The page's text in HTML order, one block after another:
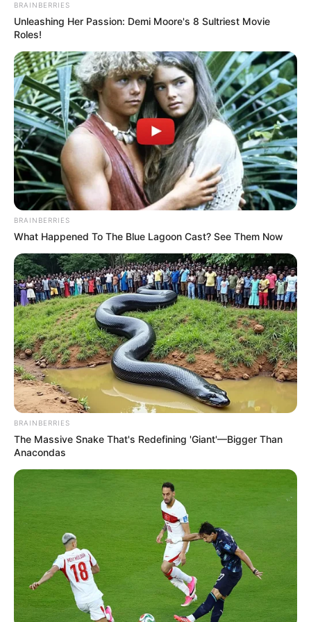
BRAINBERRIES
Unleashing Her Passion: Demi Moore's 8 Sultriest Movie
Roles!
BRAINBERRIES
What Happened To The Blue Lagoon Cast? See Them Now
BRAINBERRIES
The Massive Snake That's Redefining 'Giant'—Bigger Than
Anacondas